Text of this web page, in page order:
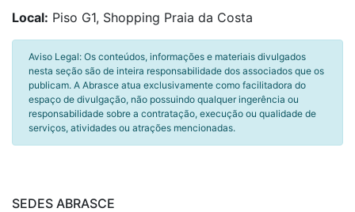
Local: Piso G1, Shopping Praia da Costa
Aviso Legal: Os conteúdos, informações e materiais divulgados
nesta seção são de inteira responsabilidade dos associados que os
publicam. A Abrasce atua exclusivamente como facilitadora do
espaço de divulgação, não possuindo qualquer ingerência ou
responsabilidade sobre a contratação, execução ou qualidade de
serviços, atividades ou atrações mencionadas.
SEDES ABRASCE